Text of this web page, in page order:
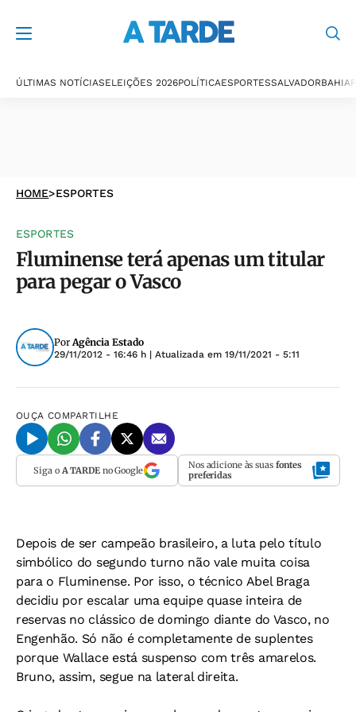
ÚLTIMAS NOTÍCIASELEIÇÕES 2026POLÍTICAESPORTESSALVADORBAHIA
HOME>ESPORTES
ESPORTES
Fluminense terá apenas um titular
para pegar o Vasco
PorAgência Estado
29/11/2012 - 16:46 h | Atualizada em 19/11/2021 - 5:11
OUÇA COMPARTILHE
Siga o A TARDEno Google Nos adicione às suas fontes
preferidas
Depois de ser campeão brasileiro, a luta pelo título
simbólico do segundo turno não vale muita coisa
para o Fluminense. Por isso, o técnico Abel Braga
decidiu por escalar uma equipe quase inteira de
reservas no clássico de domingo diante do Vasco, no
Engenhão. Só não é completamente de suplentes
porque Wallace está suspenso com três amarelos.
Bruno, assim, segue na lateral direita.